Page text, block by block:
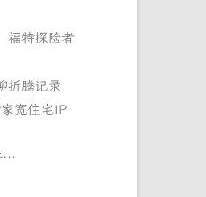
福特探险者
折腾记录
宽住宅IP
…